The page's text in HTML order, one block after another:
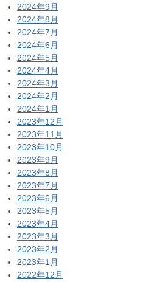
2024年9月
2024年8月
2024年7月
2024年6月
2024年5月
2024年4月
2024年3月
2024年2月
2024年1月
2023年12月
2023年11月
2023年10月
2023年9月
2023年8月
2023年7月
2023年6月
2023年5月
2023年4月
2023年3月
2023年2月
2023年1月
2022年12月